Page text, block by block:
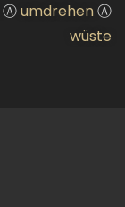
ⒶumdrehenⒶ
wüste